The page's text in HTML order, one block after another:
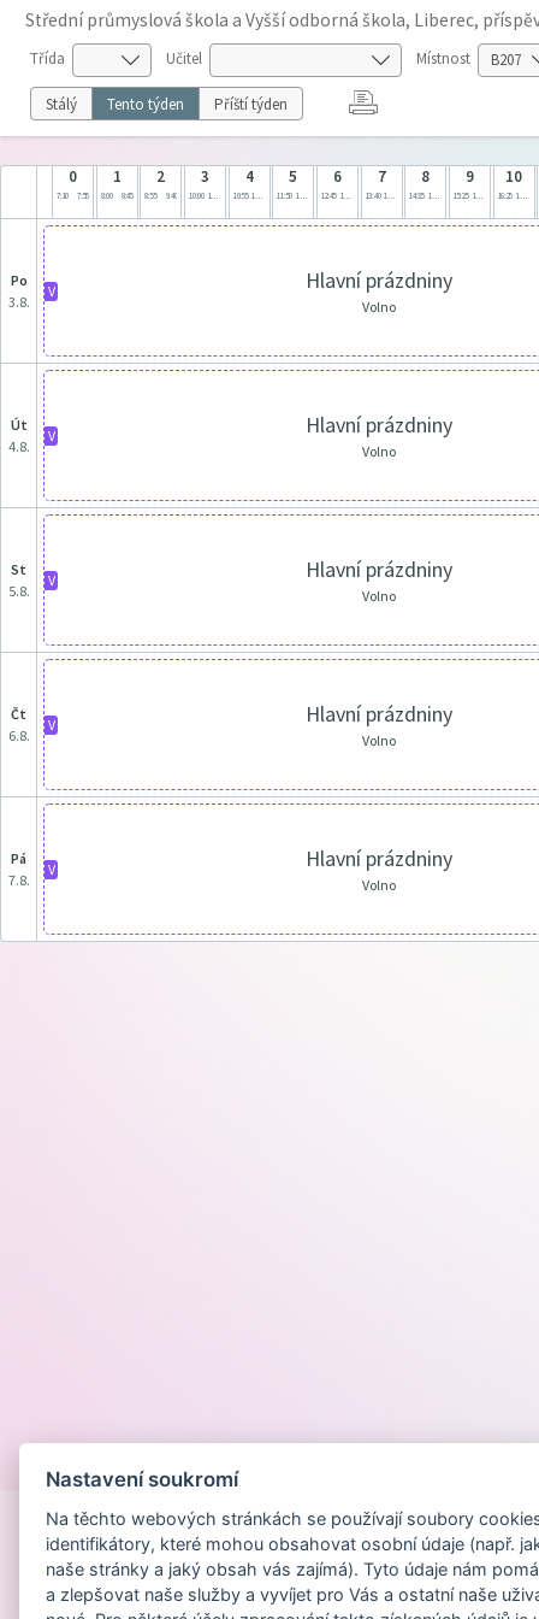
Střední průmyslová škola a Vyšší odborná škola, Liberec,
Třída Učitel Místnost
Stálý Tento týden Příští týden
0
7:10 7:55
1
8:00 8:45
2
8:55 9:40
3
10:00 10:45
4
10:55 11:40
5
11:50 12:35
6
12:45 13:30
7
13:40 14:25
8
14:35 15:20
9
15:25 16:10
10
16:25 17:10
po
3.8.
V Hlavní prázdniny
Volno
út
4.8.
V Hlavní prázdniny
Volno
st
5.8.
V Hlavní prázdniny
Volno
čt
6.8.
V Hlavní prázdniny
Volno
pá
7.8.
V Hlavní prázdniny
Volno
Nastavení soukromí
Na těchto webových stránkách se používají soubory
identifikátory, které mohou obsahovat osobní údaje (např.
naše stránky a jaký obsah vás zajímá). Tyto údaje nám
a zlepšovat naše služby a vyvíjet pro Vás a ostatní naše